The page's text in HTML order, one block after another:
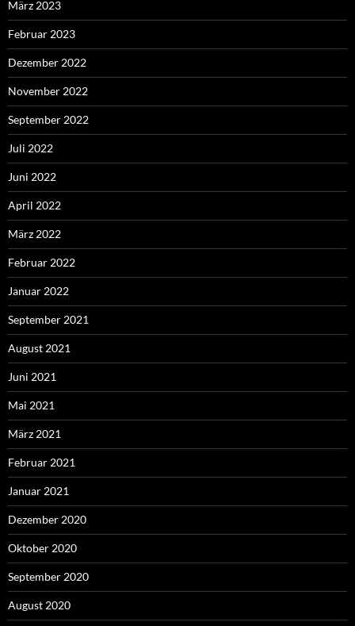
März 2023
Februar 2023
Dezember 2022
November 2022
September 2022
Juli 2022
Juni 2022
April 2022
März 2022
Februar 2022
Januar 2022
September 2021
August 2021
Juni 2021
Mai 2021
März 2021
Februar 2021
Januar 2021
Dezember 2020
Oktober 2020
September 2020
August 2020